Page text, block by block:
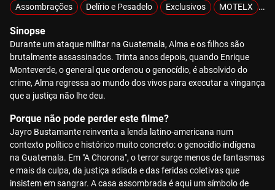
Assombrações Delírio e Pesadelo Exclusivos MOTELX
Sinopse
Durante um ataque militar na Guatemala, Alma e os filhos são
brutalmente assassinados. Trinta anos depois, quando Enrique
Monteverde, o general que ordenou o genocídio, é absolvido do
crime, Alma regressa ao mundo dos vivos para executar a vingança
que a justiça não lhe deu.
Porque não pode perder este filme?
Jayro Bustamante reinventa a lenda latino-americana num
contexto político e histórico muito concreto: o genocídio indígena
na Guatemala. Em "A Chorona", o terror surge menos de fantasmas
e mais da culpa, da justiça adiada e das feridas coletivas que
insistem em sangrar. A casa assombrada é aqui um símbolo de